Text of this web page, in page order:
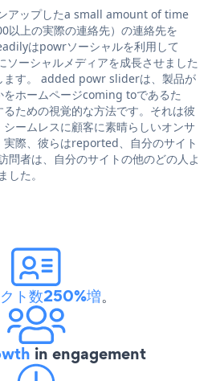
アップしたa small amount of time
以上の実際の連絡先）の連絡先を
はpowrソーシャルを利用して
ソーシャルメディアを成長させました
ます。 added powr sliderは、製品が
ホームページcoming toであるた
ための視覚的な方法です。それは彼
ームレスに顧客に素晴らしいオンサ
実際、彼らはreported、自分のサイト
問者は、自分のサイトの他のどの人よ
した。
ト数250%増。
in engagement